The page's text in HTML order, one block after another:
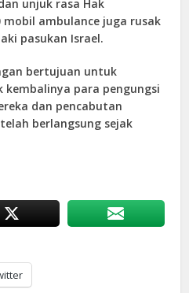
unjuk rasa Hak
mobil ambulance juga rusak
pasukan Israel.
bertujuan untuk
kembalinya para pengungsi
dan pencabutan
berlangsung sejak